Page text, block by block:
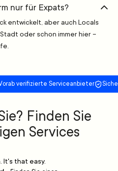
nur für Expats?
entwickelt, aber auch Locals
oder schon immer hier –
verifizierte Serviceanbieter
Finden Sie
Services
It's that easy.